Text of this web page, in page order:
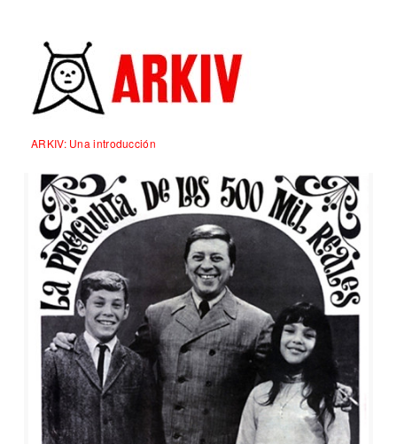
ARKIV: Una introducción